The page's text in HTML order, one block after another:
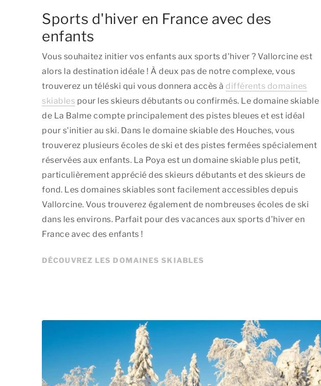
Sports d'hiver en France avec des
enfants
Vous souhaitez initier vos enfants aux sports d'hiver ? Vallorcine est
alors la destination idéale ! À deux pas de notre complexe, vous
trouverez un téléski qui vous donnera accès à différents domaines
skiables pour les skieurs débutants ou confirmés. Le domaine skiable
de La Balme compte principalement des pistes bleues et est idéal
pour s'initier au ski. Dans le domaine skiable des Houches, vous
trouverez plusieurs écoles de ski et des pistes fermées spécialement
réservées aux enfants. La Poya est un domaine skiable plus petit,
particulièrement apprécié des skieurs débutants et des skieurs de
fond. Les domaines skiables sont facilement accessibles depuis
Vallorcine. Vous trouverez également de nombreuses écoles de ski
dans les environs. Parfait pour des vacances aux sports d'hiver en
France avec des enfants !
DÉCOUVREZ LES DOMAINES SKIABLES